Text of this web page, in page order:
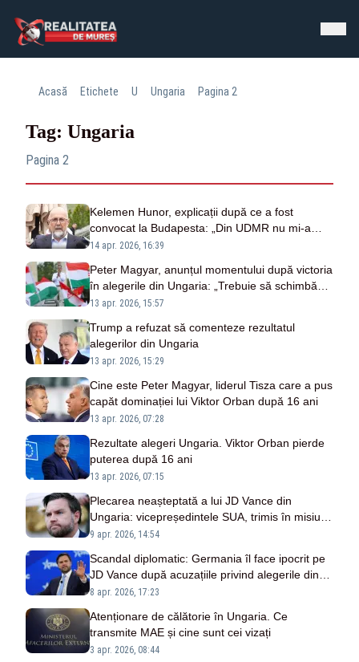
Acasă Etichete U Ungaria Pagina 2
Tag: Ungaria
Pagina 2
Kelemen Hunor, explicații după ce a fost
convocat la Budapesta: „Din UDMR nu mi-a
cerut nimeni demisia”
14 apr. 2026, 16:39
Peter Magyar, anunțul momentului după victoria
în alegerile din Ungaria: „Trebuie să schimbăm
regimul. Țara a fost preluată de către crima
13 apr. 2026, 15:57
Trump a refuzat să comenteze rezultatul
alegerilor din Ungaria
13 apr. 2026, 15:29
Cine este Peter Magyar, liderul Tisza care a pus
capăt dominației lui Viktor Orban după 16 ani
13 apr. 2026, 07:28
Rezultate alegeri Ungaria. Viktor Orban pierde
puterea după 16 ani
13 apr. 2026, 07:15
Plecarea neașteptată a lui JD Vance din
Ungaria: vicepreședintele SUA, trimis în misiune
crucială
9 apr. 2026, 14:54
Scandal diplomatic: Germania îl face ipocrit pe
JD Vance după acuzațiile privind alegerile din
Ungaria
8 apr. 2026, 17:23
Atenționare de călătorie în Ungaria. Ce
transmite MAE și cine sunt cei vizați
3 apr. 2026, 08:44